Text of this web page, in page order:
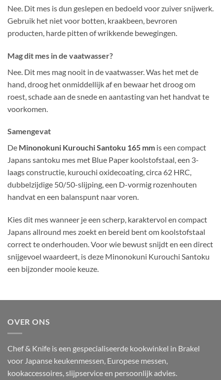
Nee. Dit mes is dun geslepen en bedoeld voor zuiver snijwerk.
Gebruik het niet voor botten, kraakbeen, bevroren
producten, harde pitten of wrikkende bewegingen.
Mag dit mes in de vaatwasser?
Nee. Dit mes mag nooit in de vaatwasser. Was het met de
hand, droog het onmiddellijk af en bewaar het droog om
roest, schade aan de snede en aantasting van het handvat te
voorkomen.
Samengevat
De Minonokuni Kurouchi Santoku 165 mm is een compact
Japans santoku mes met Blue Paper koolstofstaal, een 3-
laags constructie, kurouchi oxidecoating, circa 62 HRC,
dubbelzijdige 50/50-slijping, een D-vormig rozenhouten
handvat en een balanspunt naar voren.
Kies dit mes wanneer je een scherp, karaktervol en compact
Japans allround mes zoekt en bereid bent om koolstofstaal
correct te onderhouden. Voor wie bewust snijdt en een direct
snijgevoel waardeert, is deze Minonokuni Kurouchi Santoku
een bijzonder mooie keuze.
OVER ONS
Chef & Knife is een gespecialiseerde kookwinkel in Brakel
voor Japanse keukenmessen, Europese messen,
kookaccessoires, slijpservice en persoonlijk advies.